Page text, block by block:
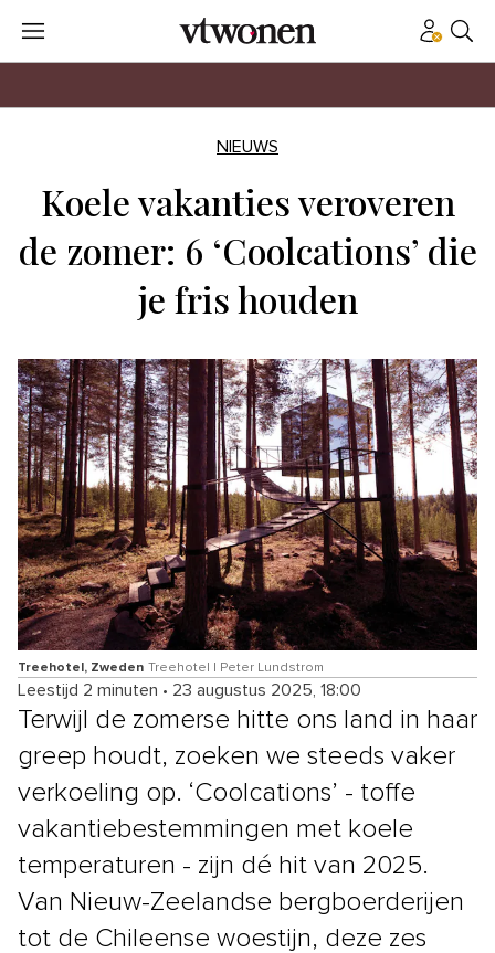
NIEUWS
Koele vakanties veroveren
de zomer: 6 ‘Coolcations’ die
je fris houden
Treehotel, Zweden Treehotel | Peter Lundstrom
Leestijd 2 minuten • 23 augustus 2025, 18:00
Terwijl de zomerse hitte ons land in haar
greep houdt, zoeken we steeds vaker
verkoeling op. ‘Coolcations’ - toffe
vakantiebestemmingen met koele
temperaturen - zijn dé hit van 2025.
Van Nieuw-Zeelandse bergboerderijen
tot de Chileense woestijn, deze zes